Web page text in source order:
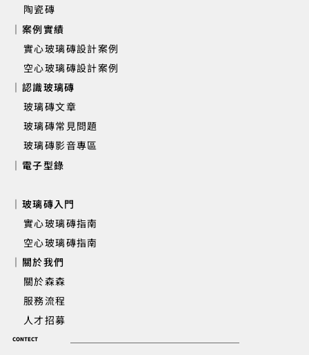
陶瓷磚
｜案例實績
實心玻璃磚設計案例
空心玻璃磚設計案例
｜認識玻璃磚
玻璃磚文章
玻璃磚常見問題
玻璃磚影音專區
｜電子型錄
｜玻璃磚入門
實心玻璃磚指南
空心玻璃磚指南
｜關於我們
關於森森
服務流程
人才招募
CONTECT